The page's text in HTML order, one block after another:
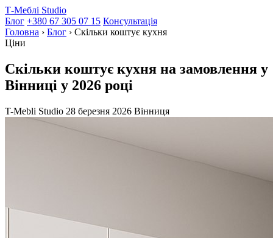
Т-Меблі Studio
Блог +380 67 305 07 15 Консультація
Головна › Блог › Скільки коштує кухня
Ціни
Скільки коштує кухня на замовлення у
Вінниці у 2026 році
T-Mebli Studio 28 березня 2026 Вінниця